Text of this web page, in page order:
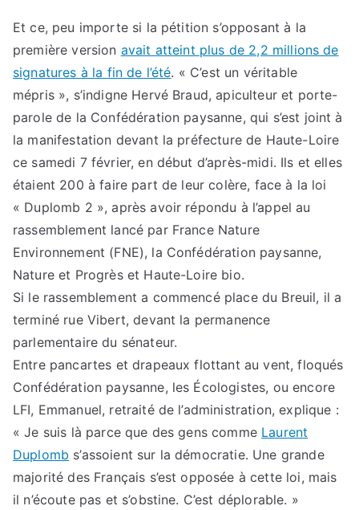
Et ce, peu importe si la pétition s’opposant à la
première version avait atteint plus de 2,2 millions de
signatures à la fin de l’été. « C’est un véritable
mépris », s’indigne Hervé Braud, apiculteur et porte-
parole de la Confédération paysanne, qui s’est joint à
la manifestation devant la préfecture de Haute-Loire
ce samedi 7 février, en début d’après-midi. Ils et elles
étaient 200 à faire part de leur colère, face à la loi
« Duplomb 2 », après avoir répondu à l’appel au
rassemblement lancé par France Nature
Environnement (FNE), la Confédération paysanne,
Nature et Progrès et Haute-Loire bio.
Si le rassemblement a commencé place du Breuil, il a
terminé rue Vibert, devant la permanence
parlementaire du sénateur.
Entre pancartes et drapeaux flottant au vent, floqués
Confédération paysanne, les Écologistes, ou encore
LFI, Emmanuel, retraité de l’administration, explique :
« Je suis là parce que des gens comme Laurent
Duplomb s’assoient sur la démocratie. Une grande
majorité des Français s’est opposée à cette loi, mais
il n’écoute pas et s’obstine. C’est déplorable. »